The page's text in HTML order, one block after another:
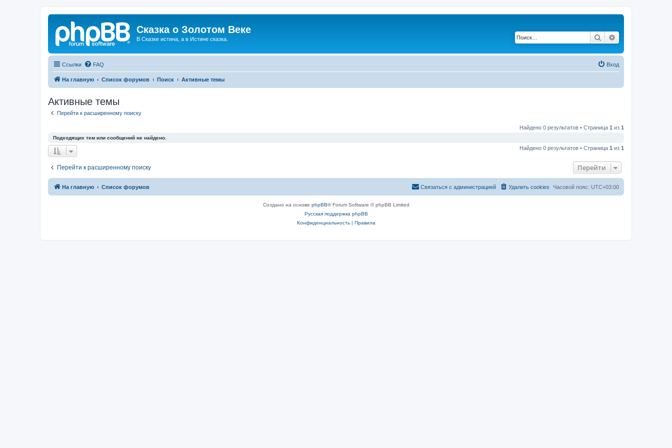
Сказка о Золотом Веке
В Сказке истина, а в Истине сказка. Поиск
Ссылки FAQ Вход
На главную Список форумов Поиск Активные темы
Активные темы
Перейти к расширенному поиску
Найдено 0 результатов • Страница 1 из 1
Подходящих тем или сообщений не найдено.
Найдено 0 результатов • Страница 1 из 1
Перейти к расширенному поиску Перейти
На главную Список форумов Часовой пояс: UTC+03:00
Удалить cookies
Связаться с администрацией
Создано на основе phpBB® Forum Software © phpBB Limited
Русская поддержка phpBB
Конфиденциальность| Правила